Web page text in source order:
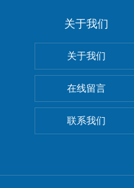
关于我们
关于我们
在线留言
联系我们